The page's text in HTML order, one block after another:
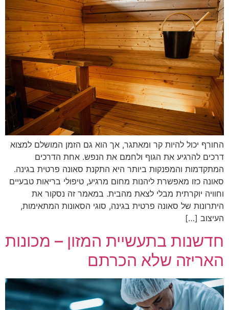
החורף יכול להיות קר ומאתגר, אך הוא גם הזמן המושלם למצוא
דרכים להרגיע את הגוף ולחמם את הנפש. אחת הדרכים
המתקדמות והמפנקות ביותר היא התקנת סאונה פרטית בגינה.
סאונה כזו מאפשרת ליהנות מחום מרגיע, טיפולי בריאות טבעיים
וחוויה יוקרתית מבלי לצאת מהבית. במאמר זה נסקור את
היתרונות של סאונה פרטית בגינה, סוגי הסאונות המתאימות,
העיצוב […]
חדשנות בתעשיית המזון – מכונות
האריזה שלא הכרתם